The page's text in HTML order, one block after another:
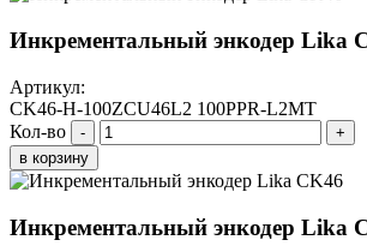
Инкрементальный энкодер Lika
Артикул:
CK46-H-100ZCU46L2 100PPR-L2MT
Кол-во
-
+
в корзину
Инкрементальный энкодер Lika